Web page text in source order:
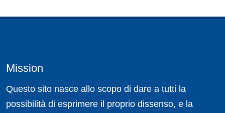
Mission
Questo sito nasce allo scopo di dare a tutti la
possibilità di esprimere il proprio dissenso, e la